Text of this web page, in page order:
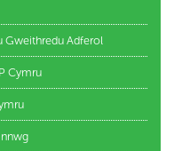
Gweithredu Adferol
Cymru